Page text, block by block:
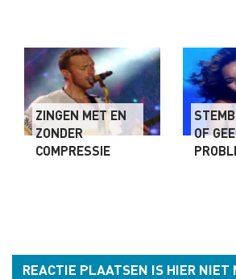
ZINGEN MET EN
ZONDER
COMPRESSIE
OF
REACTIE PLAATSEN IS HIER NIET